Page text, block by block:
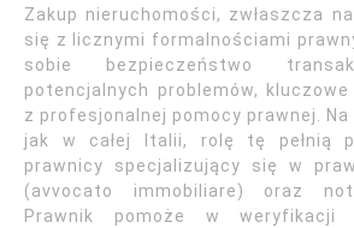
Zakup nieruchomości, zwłaszcza
się z licznymi formalnościami
sobie bezpieczeństwo
potencjalnych problemów,
z profesjonalnej pomocy prawnej. Na
jak w całej Italii, rolę tę pełnią
prawnicy specjalizujący się w
(avvocato immobiliare) oraz
Prawnik pomoże w weryfikacji